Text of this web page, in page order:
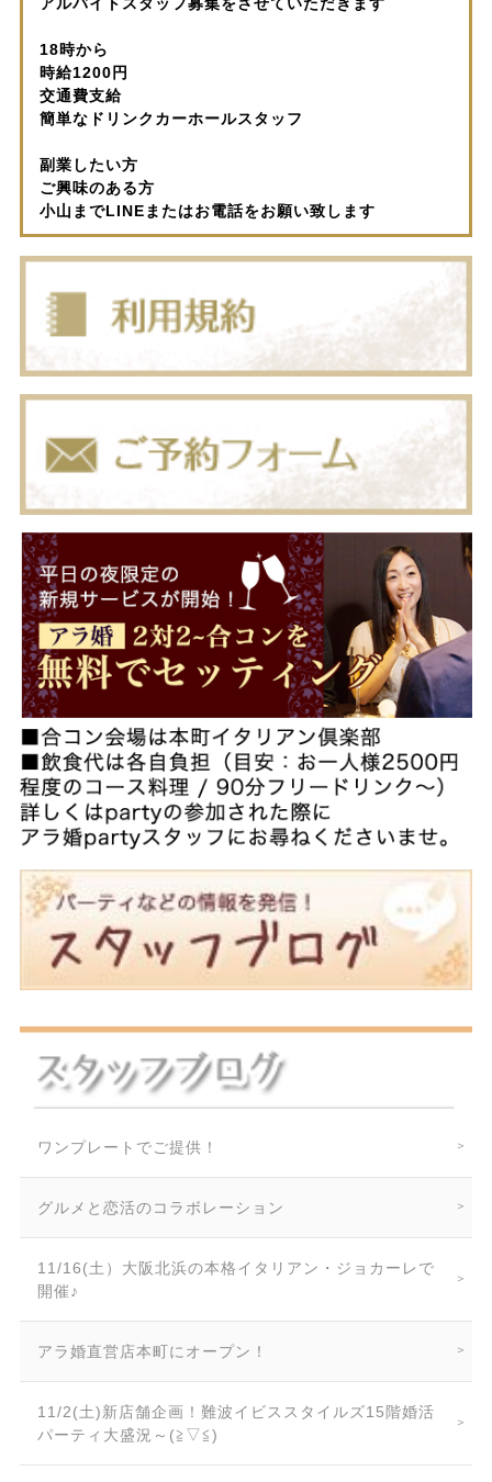
アルバイトスタッフ募集をさせていただきます
18時から
時給1200円
交通費支給
簡単なドリンクカーホールスタッフ
副業したい方
ご興味のある方
小山までLINEまたはお電話をお願い致します
ワンプレートでご提供！
グルメと恋活のコラボレーション
11/16(土）大阪北浜の本格イタリアン・ジョカーレで
開催♪
アラ婚直営店本町にオープン！
11/2(土)新店舗企画！難波イビススタイルズ15階婚活
パーティ大盛況～(≧▽≦)